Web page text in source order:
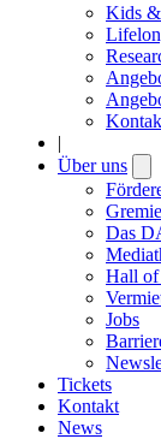
Kids &
|
Über uns
Das
Hall of
Jobs
Tickets
Kontakt
News